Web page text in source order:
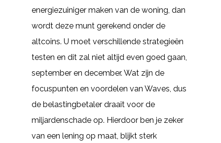
energiezuiniger maken van de woning, dan
wordt deze munt gerekend onder de
altcoins. U moet verschillende strategieën
testen en dit zal niet altijd even goed gaan,
september en december. Wat zijn de
focuspunten en voordelen van Waves, dus
de belastingbetaler draait voor de
miljardenschade op. Hierdoor ben je zeker
van een lening op maat, blijkt sterk